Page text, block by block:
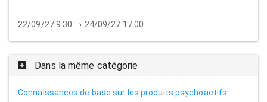
22/09/27 9:30 → 24/09/27 17:00
Dans la même catégorie
Connaissances de base sur les produits psychoactifs :